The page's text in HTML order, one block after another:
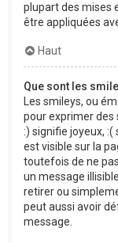
plupart des mises
être appliquées
Haut
Que sont les
Les smileys, ou
pour exprimer des
:) signifie joyeux,
est visible sur la
toutefois de ne
un message
retirer ou
peut aussi avoir
message.